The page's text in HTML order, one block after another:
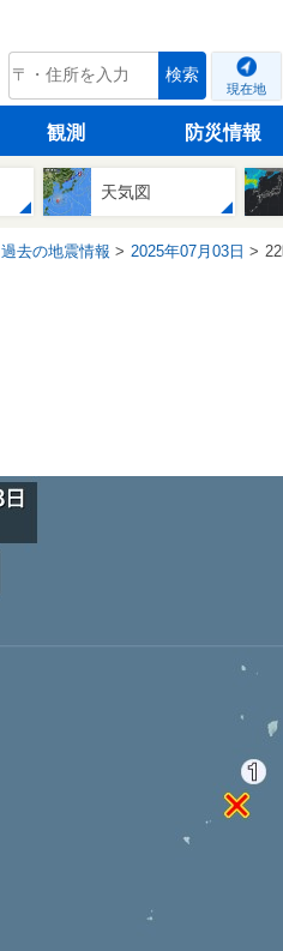
tenki.jp 検索
現在地
観測 防災情報
天気図
過去の地震情報 2025年07月03日